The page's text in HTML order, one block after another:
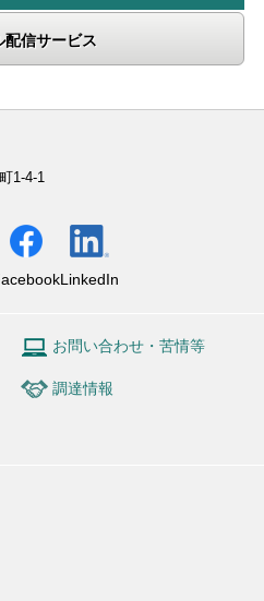
配信サービス
1-4-1
LinkedIn
お問い合わせ・苦情等
調達情報